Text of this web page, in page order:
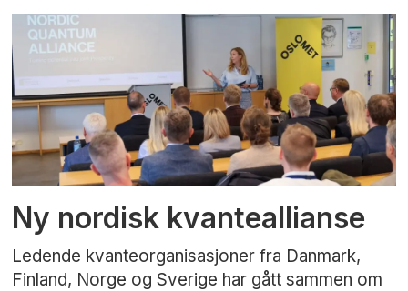
Ny nordisk kvanteallianse
Ledende kvanteorganisasjoner fra Danmark,
Finland, Norge og Sverige har gått sammen om